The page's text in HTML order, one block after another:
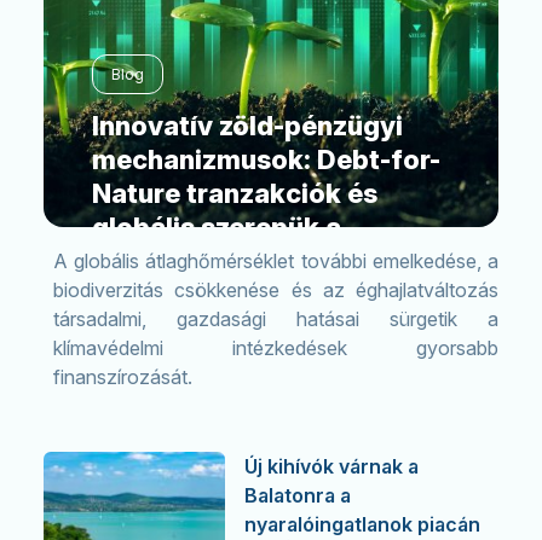
Blog
Innovatív zöld-pénzügyi
mechanizmusok: Debt-for-
Nature tranzakciók és
globális szerepük a
klímafinanszírozásban
2026.02.11.
A globális átlaghőmérséklet további emelkedése, a
biodiverzitás csökkenése és az éghajlatváltozás
társadalmi, gazdasági hatásai sürgetik a
klímavédelmi intézkedések gyorsabb
finanszírozását.
Új kihívók várnak a
Balatonra a
nyaralóingatlanok piacán